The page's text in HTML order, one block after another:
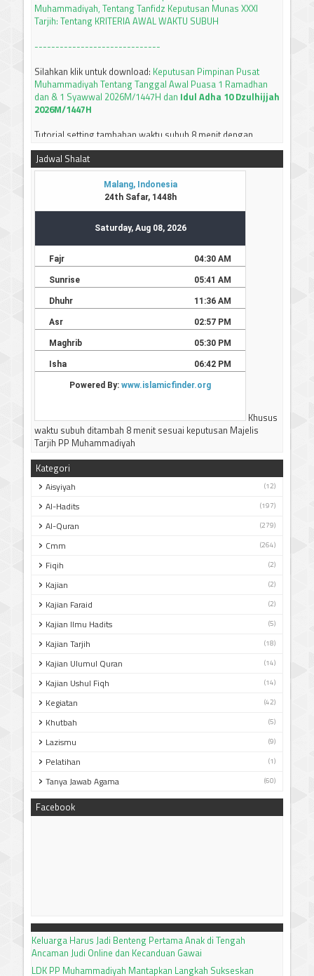
Tarjih: Tentang KRITERIA AWAL WAKTU SUBUH
Muhammadiyah Tentang Tanggal Awal Puasa 1 Ramadhan
dan & 1 Syawwal 2026M/1447H danIdul Adha 10 Dzulhijjah
2026M/1447H
apllikasi PRAYER TIMES and QIBLASilahkan KLIK
JADWAL IMSAKIYAH BULAN RAMADHAN 1447 H / 2026 M
JAWA TIMURSilahkan bisa didownload
-----------------------------Terima kasih
Jadwal Shalat
Khusus
waktu subuh ditambah 8 menit sesuai keputusan Majelis
Tarjih PP Muhammadiyah
Kategori
Aisyiyah (12)
Al-Hadits (197)
Al-Quran (279)
Cmm (264)
Fiqih (2)
Kajian (2)
Kajian Faraid (2)
Kajian Ilmu Hadits (5)
Kajian Tarjih (18)
Kajian Ulumul Quran (14)
Kajian Ushul Fiqh (14)
Kegiatan (42)
Khutbah (5)
Lazismu (9)
Pelatihan (1)
Tanya Jawab Agama (60)
Facebook
Keluarga Harus Jadi Benteng Pertama Anak di Tengah
Ancaman Judi Online dan Kecanduan Gawai
LDK PP Muhammadiyah Mantapkan Langkah Sukseskan